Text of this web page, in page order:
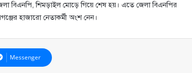
বিএনপি, শিমড়াইল মোড়ে গিয়ে শেষ হয়। এতে জেলা বিএনপির
হাজারো নেতাকর্মী অংশ নেন।
Messenger